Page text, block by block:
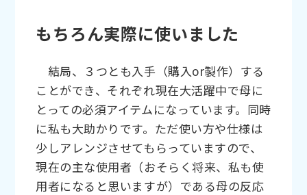
もちろん実際に使いました
結局、３つとも入手（購入or製作）する
ことができ、それぞれ現在大活躍中で母に
とっての必須アイテムになっています。同時
に私も大助かりです。ただ使い方や仕様は
少しアレンジさせてもらっていますので、
現在の主な使用者（おそらく将来、私も使
用者になると思いますが）である母の反応